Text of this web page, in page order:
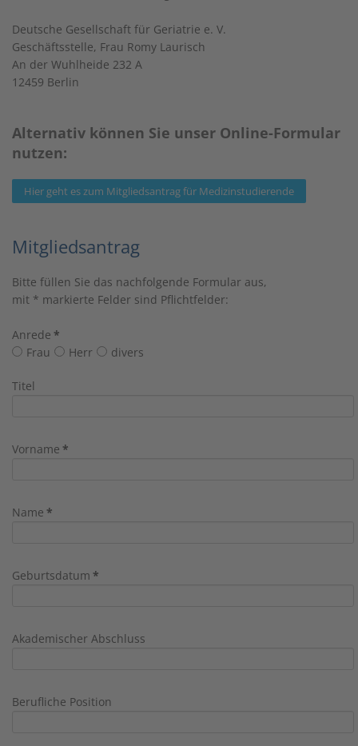
Deutsche Gesellschaft für Geriatrie e. V.
Geschäftsstelle, Frau Romy Laurisch
An der Wuhlheide 232 A
12459 Berlin
Alternativ können Sie unser Online-Formular
nutzen:
Hier geht es zum Mitgliedsantrag für Medizinstudierende
Mitgliedsantrag
Bitte füllen Sie das nachfolgende Formular aus,
mit * markierte Felder sind Pflichtfelder:
Anrede *
Frau
Herr divers
Titel
Vorname *
Name *
Geburtsdatum *
Akademischer Abschluss
Berufliche Position